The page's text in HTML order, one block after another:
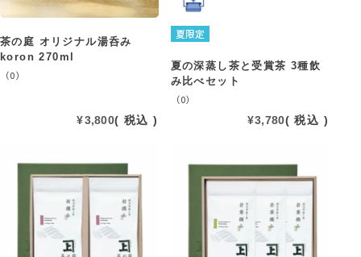
茶の庭 オリジナル湯呑み
koron 270ml
（0）
¥3,800 税込
夏限定
夏の深蒸し茶と受賞茶 3種飲
み比べセット
（0）
¥3,780 税込